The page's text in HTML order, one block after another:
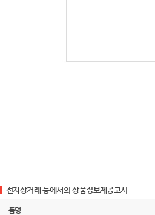
전자상거래 등에서의 상품정보제공고시
품명